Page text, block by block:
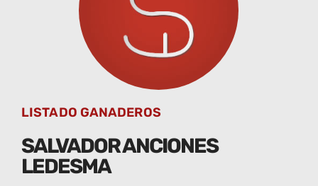
LISTADO GANADEROS
SALVADOR ANCIONES
LEDESMA